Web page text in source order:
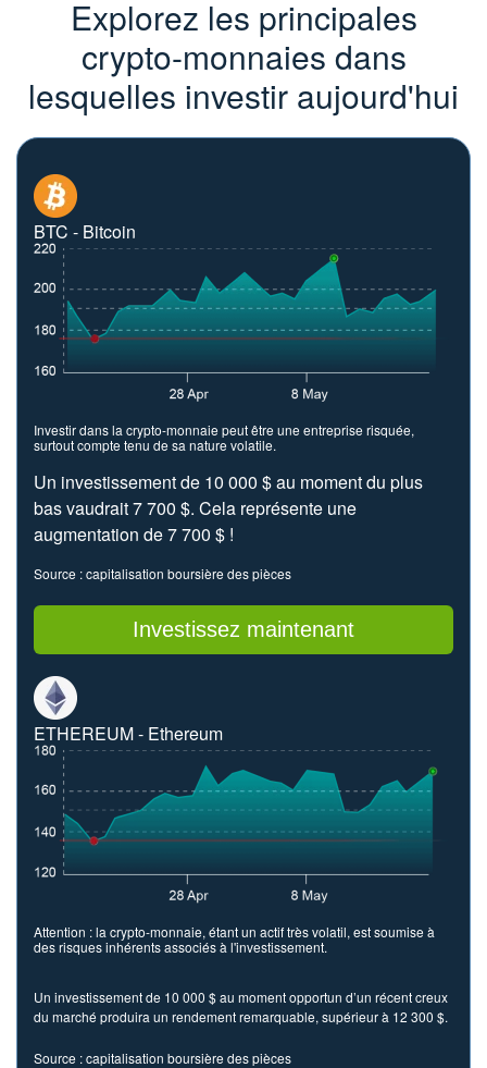
Explorez les principales
crypto-monnaies dans
lesquelles investir aujourd'hui
BTC - Bitcoin
Investir dans la crypto-monnaie peut être une entreprise risquée,
surtout compte tenu de sa nature volatile.
Un investissement de 10 000 $ au moment du plus
bas vaudrait 7 700 $. Cela représente une
augmentation de 7 700 $ !
Source : capitalisation boursière des pièces
Investissez maintenant
ETHEREUM - Ethereum
Attention : la crypto-monnaie, étant un actif très volatil, est soumise à
des risques inhérents associés à l'investissement.
Un investissement de 10 000 $ au moment opportun d’un récent creux
du marché produira un rendement remarquable, supérieur à 12 300 $.
Source : capitalisation boursière des pièces